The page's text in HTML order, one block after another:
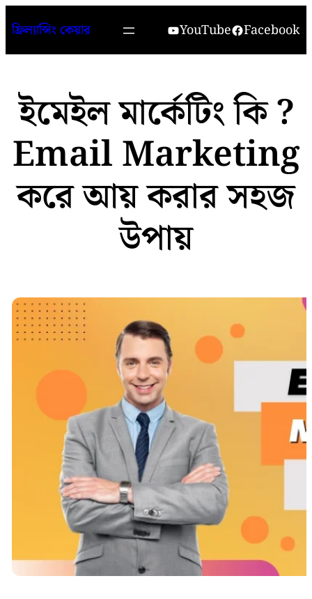
to
content
ফ্রিল্যান্সিং কেয়ার YouTube Facebook
ইমেইল মার্কেটিং কি ?
Email Marketing
করে আয় করার সহজ
উপায়